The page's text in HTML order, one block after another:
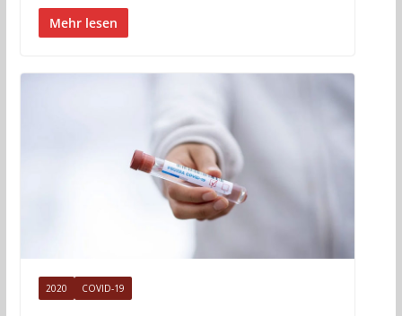
Mehr lesen
2020 COVID-19